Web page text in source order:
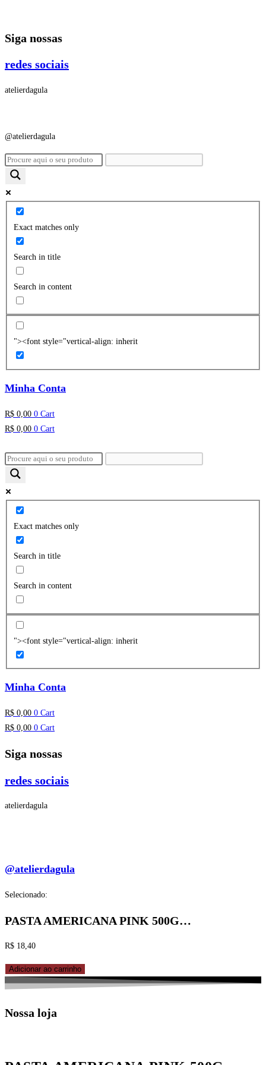
o
Siga nossas
redes sociais
atelierdagula
@atelierdagula
Exact matches only
Search in title
Search in content
"><font style="vertical-align: inherit
Minha Conta
R$ 0,00 0 Cart
R$ 0,00 0 Cart
Exact matches only
Search in title
Search in content
"><font style="vertical-align: inherit
Minha Conta
R$ 0,00 0 Cart
R$ 0,00 0 Cart
Siga nossas
redes sociais
atelierdagula
@atelierdagula
Selecionado:
PASTA AMERICANA PINK 500G…
R$ 18,40
PASTA
AMERICANA
500G
Adicionar ao carrinho
Nossa loja